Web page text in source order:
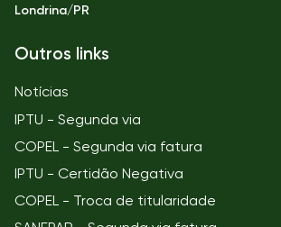
Londrina/PR
Outros links
Notícias
IPTU - Segunda via
COPEL - Segunda via fatura
IPTU - Certidão Negativa
COPEL - Troca de titularidade